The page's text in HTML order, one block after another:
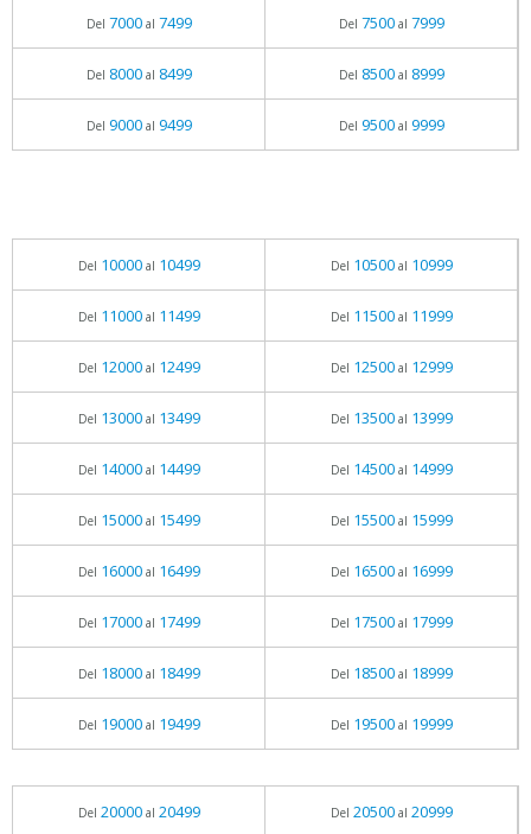
Del 7000al 7499 Del 7500al 7999
Del 8000al 8499 Del 8500al 8999
Del 9000al 9499 Del 9500al 9999
Del 10000al 10499 Del 10500al 10999
Del 11000al 11499 Del 11500al 11999
Del 12000al 12499 Del 12500al 12999
Del 13000al 13499 Del 13500al 13999
Del 14000al 14499 Del 14500al 14999
Del 15000al 15499 Del 15500al 15999
Del 16000al 16499 Del 16500al 16999
Del 17000al 17499 Del 17500al 17999
Del 18000al 18499 Del 18500al 18999
Del 19000al 19499 Del 19500al 19999
Del 20000al 20499 Del 20500al 20999